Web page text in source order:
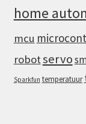
home
mcu
robotservo
Sparkfun temperatuur